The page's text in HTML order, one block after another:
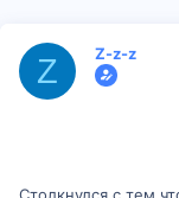
е
ч
а
л
а
Z Z-z-z
Столкнулся с тем